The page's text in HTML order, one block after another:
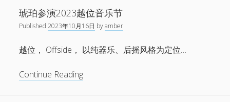
袂
时
过
夏
末
演
琥珀参演2023越位音乐节
Published2023年10月16日 byamber
越位， Offside， 以纯器乐、后摇风格为定位…
Continue Reading琥